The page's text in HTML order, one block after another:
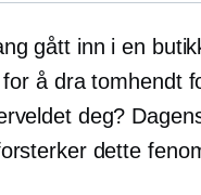
gått inn i en
for å dratomhendt
deg?
dette